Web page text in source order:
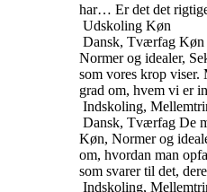
har… Er det det
Udskoling Køn
Dansk, Tværfag Køn
Normer og idealer,
som vores krop viser.
grad om, hvem vi er
Indskoling,
Dansk, Tværfag De
Køn, Normer og
om, hvordan man
som svarer til det,
Indskoling,